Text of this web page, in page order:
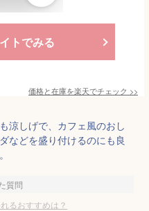
トでみる
価格と在庫を楽天でチェック >>
涼しげで、カフェ風のおし
などを盛り付けるのにも良
質問
るおすすめは？